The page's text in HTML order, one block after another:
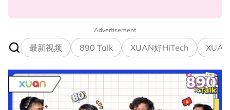
Advertisement
最新视频 890 Talk XUAN好HiTech